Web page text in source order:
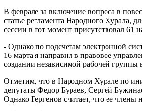
В феврале за включение вопроса в
статье регламента Народного Хурала,
сессии в тот момент присутствовал 61
- Однако по подсчетам электронной
16 марта я направил в правовое
создании независимой рабочей группы
Отметим, что в Народном Хурале по
депутаты Федор Бураев, Сергей
Однако Гергенов считает, что ее